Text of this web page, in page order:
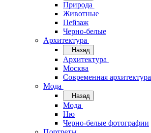
Природа
Животные
Пейзаж
Черно-белые
Архитектура
Назад
Архитектура
Москва
Современная архитектура
Мода
Назад
Мода
Ню
Черно-белые фотографии